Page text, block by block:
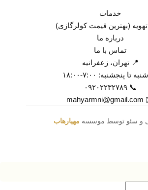
خدمات
(بهترین قیمت کولرگازی)
درباره ما
تماس با ما
📍 تهران، زعفرانیه
تا پنجشنبه: ۷:۰۰-۱۸:۰۰
📞 ۰۹۲۰۲۲۳۲۷۸۹
✉️
و سئو توسط موسسه مهیارهاب